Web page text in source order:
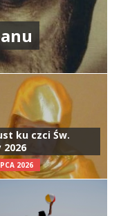
ku czci Św.
2026
2026